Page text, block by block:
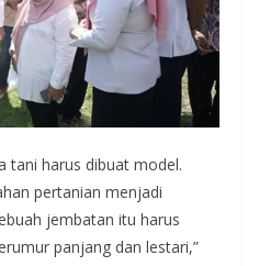
tani harus dibuat model.
pertanian menjadi
jembatan itu harus
panjang dan lestari,”